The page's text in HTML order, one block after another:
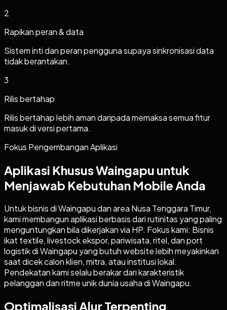
2
Rapikan peran & data
Sistem inti dan peran pengguna supaya sinkronisasi data
tidak berantakan.
3
Rilis bertahap
Rilis bertahap lebih aman daripada memaksa semua fitur
masuk di versi pertama.
Fokus Pengembangan Aplikasi
Aplikasi Khusus Waingapu untuk
Menjawab Kebutuhan Mobile Anda
Untuk bisnis di Waingapu dan area Nusa Tenggara Timur,
kami membangun aplikasi berbasis dari rutinitas yang paling
menguntungkan bila dikerjakan via HP. Fokus kami: Bisnis
ikat textile, livestock ekspor, pariwisata, ritel, dan port
logistik di Waingapu yang butuh website lebih meyakinkan
saat dicek calon klien, mitra, atau institusi lokal.
Pendekatan kami selalu berakar dari karakteristik
pelanggan dan ritme unik dunia usaha di Waingapu.
Optimalisasi Alur Terpenting